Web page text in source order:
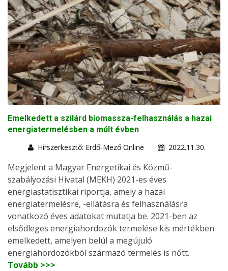
Emelkedett a szilárd biomassza-felhasználás a hazai
energiatermelésben a múlt évben
Hírszerkesztő: Erdő-Mező Online
2022.11.30.
Megjelent a Magyar Energetikai és Közmű-
szabályozási Hivatal (MEKH) 2021-es éves
energiastatisztikai riportja, amely a hazai
energiatermelésre, -ellátásra és felhasználásra
vonatkozó éves adatokat mutatja be. 2021-ben az
elsődleges energiahordozók termelése kis mértékben
emelkedett, amelyen belül a megújuló
energiahordozókból származó termelés is nőtt.
Tovább >>>